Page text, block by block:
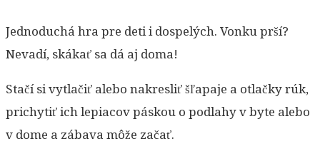
Jednoduchá hra pre deti i dospelých. Vonku prší?
Nevadí, skákať sa dá aj doma!
Stačí si vytlačiť alebo nakresliť šľapaje a otlačky rúk,
prichytiť ich lepiacov páskou o podlahy v byte alebo
v dome a zábava môže začať.